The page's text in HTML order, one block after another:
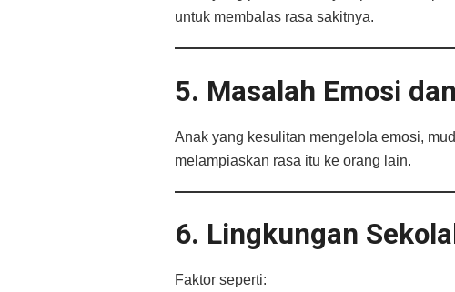
untuk membalas rasa sakitnya.
5. Masalah Emosi
Anak yang kesulitan mengelola emosi,
melampiaskan rasa itu ke orang lain.
6. Lingkungan
Faktor seperti: